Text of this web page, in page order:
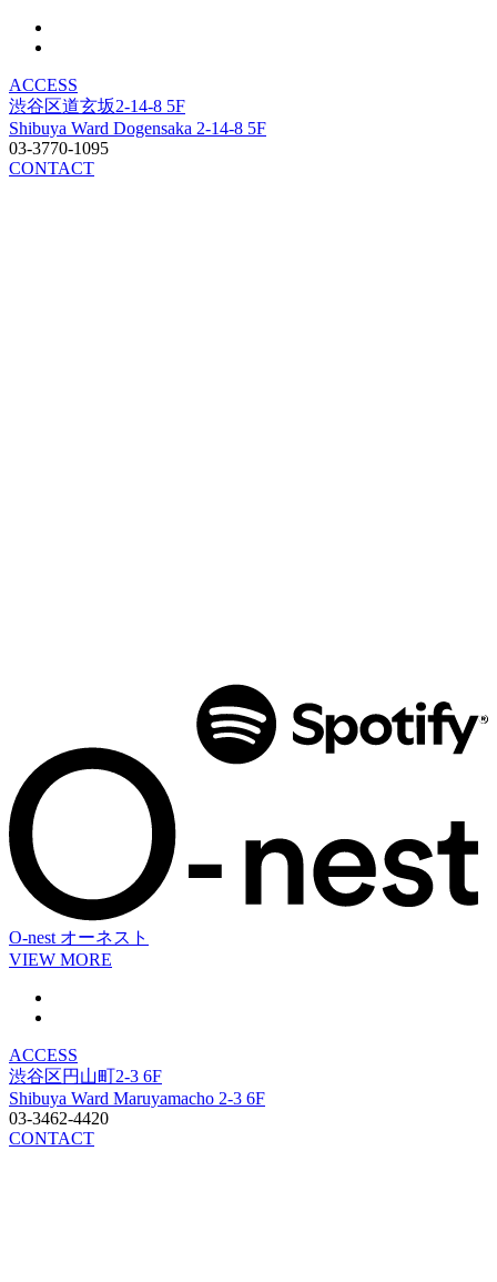
ACCESS
渋谷区道玄坂2-14-8 5F
Shibuya Ward Dogensaka 2-14-8 5F
03-3770-1095
CONTACT
O-nest オーネスト
VIEW MORE
ACCESS
渋谷区円山町2-3 6F
Shibuya Ward Maruyamacho 2-3 6F
03-3462-4420
CONTACT